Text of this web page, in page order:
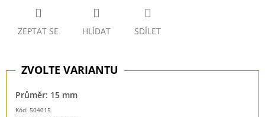
ZEPTAT SE HLÍDAT SDÍLET
Kód: 504015
Průměr: 15 mm